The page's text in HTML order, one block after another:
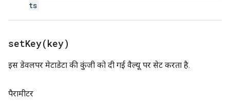
ts
setKey(key)
इस डेवलपर मेटाडेटा की कुंजी को दी गई वैल्यू पर सेट करता है.
पैरामीटर